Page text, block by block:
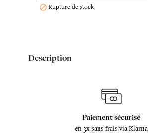
 Rupture de stock
Description
Paiement sécurisé
en 3x sans frais via Klarna